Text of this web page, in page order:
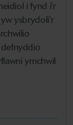
i fynd i'r
ysbrydoli'r
ymchwil